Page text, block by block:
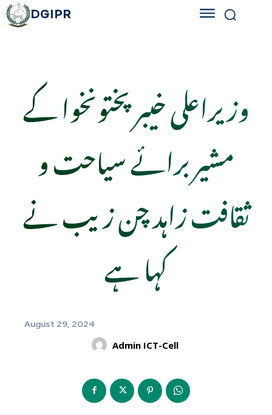
DGIPR
وزیراعلی خیبرپختونخوا کے
مشیر برائے سیاحت و
ثقافت زاہد چن زیب نے
کہا ہے
August 29, 2024
Admin ICT-Cell